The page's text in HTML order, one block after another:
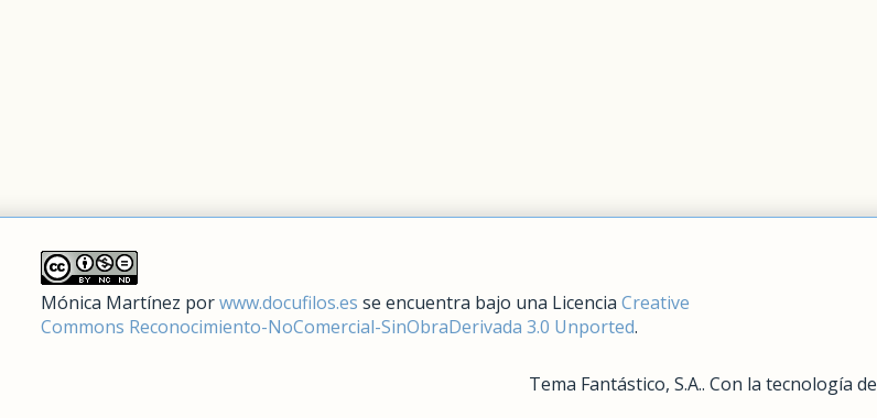
Mónica Martínez porwww.docufilos.es se encuentra bajo una Licencia Creative
Commons Reconocimiento-NoComercial-SinObraDerivada 3.0 Unported.
Tema Fantástico, S.A.. Con la tecnología de